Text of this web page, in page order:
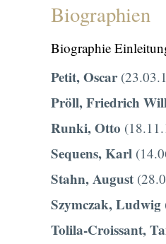
Biographien
Biographie
Petit, Oscar
Pröll, Friedrich
Runki, Otto
Sequens, Karl
Stahn, August
Szymczak, Ludwig
Tolila-Croissant,